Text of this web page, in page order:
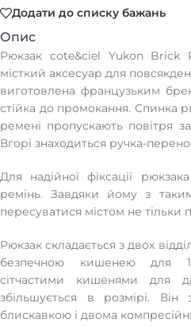
Додати до списку бажань
Опис
Рюкзак cote&ciel Yukon
місткий аксесуар для
виготовлена французьким
стійка до промокання. Спинка
ремені пропускають повітря
Вгорі знаходиться ручка-
Для надійної фіксації
ремінь. Завдяки йому з
пересуватися містом не тільки
Рюкзак складається з двох
безпечною кишенею для
сітчастими кишенями для
збільшується в розмірі. Він
блискавкою і двома